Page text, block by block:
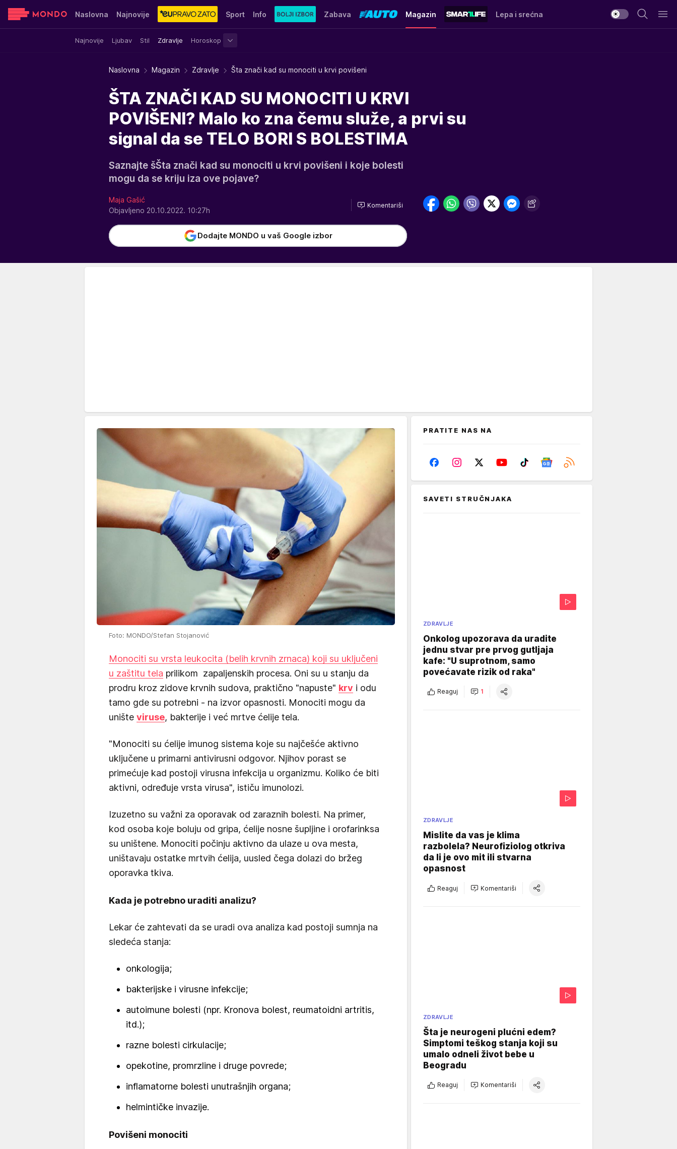
Naslovna Najnovije Sport Info Zabava Magazin
Najnovije Ljubav Stil Zdravlje Horoskop
Lepa i srećna
Sensa Stvar ukusa Yumama
Naslovna Magazin Zdravlje Šta znači kad su monociti u krvi povišeni
ŠTA ZNAČI KAD SU MONOCITI U KRVI
POVIŠENI? Malo ko zna čemu služe, a prvi su
signal da se TELO BORI S BOLESTIMA
Saznajte šŠta znači kad su monociti u krvi povišeni i koje bolesti
mogu da se kriju iza ove pojave?
Maja Gašić
Objavljeno 20.10.2022. 10:27h
Komentariši
Dodajte MONDO u vaš Google izbor
Foto: MONDO/Stefan Stojanović
Monociti su vrsta leukocita (belih krvnih zrnaca) koji su uključeni
u zaštitu tela prilikom zapaljenskih procesa. Oni su u stanju da
prodru kroz zidove krvnih sudova, praktično "napuste" krv i odu
tamo gde su potrebni - na izvor opasnosti. Monociti mogu da
unište viruse, bakterije i već mrtve ćelije tela.
"Monociti su ćelije imunog sistema koje su najčešće aktivno
uključene u primarni antivirusni odgovor. Njihov porast se
primećuje kad postoji virusna infekcija u organizmu. Koliko će biti
aktivni, određuje vrsta virusa", ističu imunolozi.
Izuzetno su važni za oporavak od zaraznih bolesti. Na primer,
kod osoba koje boluju od gripa, ćelije nosne šupljine i orofarinksa
su uništene. Monociti počinju aktivno da ulaze u ova mesta,
uništavaju ostatke mrtvih ćelija, uusled čega dolazi do bržeg
oporavka tkiva.
Kada je potrebno uraditi analizu?
Lekar će zahtevati da se uradi ova analiza kad postoji sumnja na
sledeća stanja:
onkologija;
bakterijske i virusne infekcije;
autoimune bolesti (npr. Kronova bolest, reumatoidni artritis,
itd.);
razne bolesti cirkulacije;
opekotine, promrzline i druge povrede;
inflamatorne bolesti unutrašnjih organa;
helmintičke invazije.
Povišeni monociti
PRATITE NAS NA
SAVETI STRUČNJAKA
ZDRAVLJE
Onkolog upozorava da uradite
jednu stvar pre prvog gutljaja
kafe: "U suprotnom, samo
povećavate rizik od raka"
Reaguj 1
ZDRAVLJE
Mislite da vas je klima
razbolela? Neurofiziolog otkriva
da li je ovo mit ili stvarna
opasnost
Reaguj Komentariši
ZDRAVLJE
Šta je neurogeni plućni edem?
Simptomi teškog stanja koji su
umalo odneli život bebe u
Beogradu
Reaguj Komentariši